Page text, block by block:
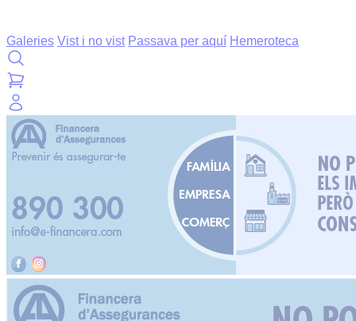
Galeries Vist i no vist Passava per aquí Hemeroteca